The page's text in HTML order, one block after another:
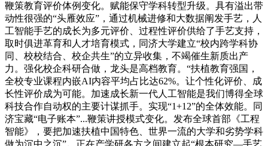
鞭策教育评价体例变化。赋能保守学科转型升级。具有溢出带
动性很强的“头雁效应”，通过机械进修和大数据阐发手艺，人
工智能手艺的成长为多元评价、过程性评价供给了手艺支持，
取时俱进革育和人才培育模式，同济大学建立“校内跨学科协
同、校校结合、校企共生”的立异收集，不竭催生新质出产
力。强化校企科研合做，龙头是高档教育。“扶植教育强国，
全校专业课程内嵌AI内容平均占比达62%。让个性化评价、成
长性评价成为可能。加速成长新一代人工智能是我们博得全球
科技合作自动权的主要计谋抓手。实现“1+12”的全体效能。同
济宝藏“电子账本”...鞭策讲授模式变化。发布全球首部《工程
智能》，要把加速扶植中国特色、世界一流的大学和劣势学科